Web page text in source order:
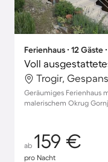
Ferienhaus ∙ 12 Gäste
Geräumiges Ferienhaus
malerischem Okrug
ab 159 €
pro Nacht